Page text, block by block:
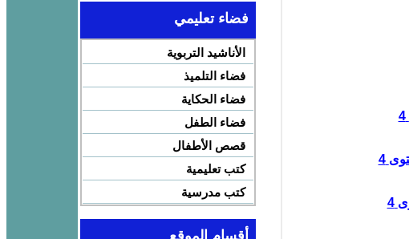
4
4
4
فضاء تعليمي
الأناشيد التربوية
فضاء التلميذ
فضاء الحكاية
فضاء الطفل
قصص الأطفال
كتب تعليمية
كتب مدرسية